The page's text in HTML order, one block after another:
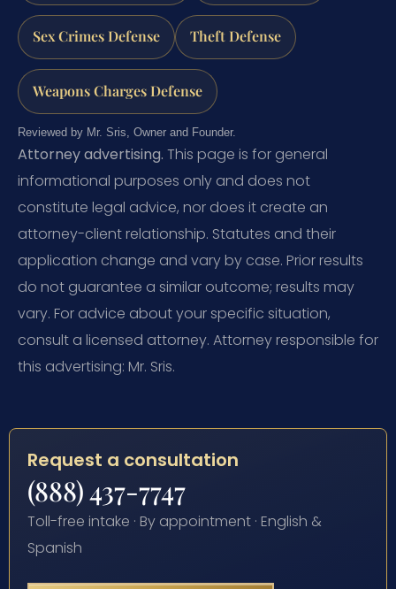
Sex Crimes Defense Theft Defense
Weapons Charges Defense
Reviewed by Mr. Sris, Owner and Founder.
Attorney advertising. This page is for general
informational purposes only and does not
constitute legal advice, nor does it create an
attorney-client relationship. Statutes and their
application change and vary by case. Prior results
do not guarantee a similar outcome; results may
vary. For advice about your specific situation,
consult a licensed attorney. Attorney responsible for
this advertising: Mr. Sris.
Request a consultation
(888) 437-7747
Toll-free intake · By appointment · English &
Spanish